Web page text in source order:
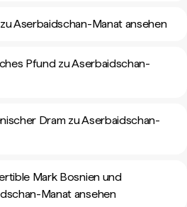
Aserbaidschan-Manat ansehen
Pfund zu Aserbaidschan-
Dram zu Aserbaidschan-
Mark Bosnien und
Manat ansehen